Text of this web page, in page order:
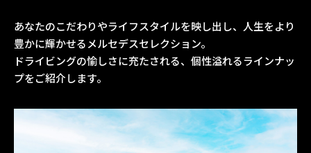
あなたのこだわりやライフスタイルを映し出し、人生をより
豊かに輝かせるメルセデスセレクション。
ドライビングの愉しさに充たされる、個性溢れるラインナッ
プをご紹介します。